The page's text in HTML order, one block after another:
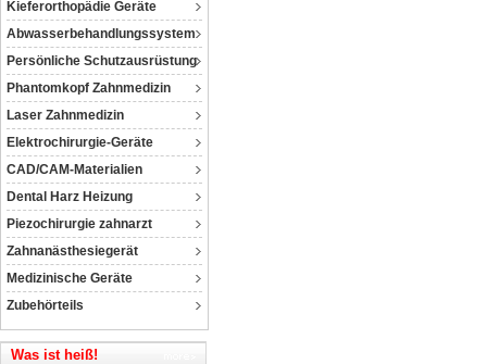
Kieferorthopädie Geräte
Abwasserbehandlungssystem
Persönliche Schutzausrüstung
Phantomkopf Zahnmedizin
Laser Zahnmedizin
Elektrochirurgie-Geräte
CAD/CAM-Materialien
Dental Harz Heizung
Piezochirurgie zahnarzt
Zahnanästhesiegerät
Medizinische Geräte
Zubehörteils
Was ist heiß!